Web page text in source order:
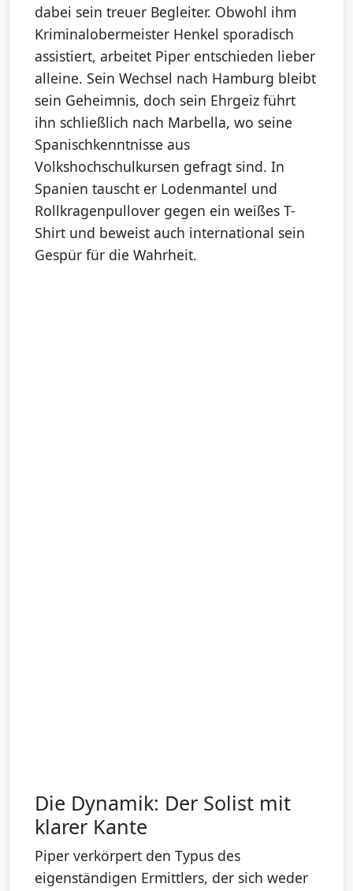
dabei sein treuer Begleiter. Obwohl ihm
Kriminalobermeister Henkel sporadisch
assistiert, arbeitet Piper entschieden lieber
alleine. Sein Wechsel nach Hamburg bleibt
sein Geheimnis, doch sein Ehrgeiz führt
ihn schließlich nach Marbella, wo seine
Spanischkenntnisse aus
Volkshochschulkursen gefragt sind. In
Spanien tauscht er Lodenmantel und
Rollkragenpullover gegen ein weißes T-
Shirt und beweist auch international sein
Gespür für die Wahrheit.
Die Dynamik: Der Solist mit
klarer Kante
Piper verkörpert den Typus des
eigenständigen Ermittlers, der sich weder